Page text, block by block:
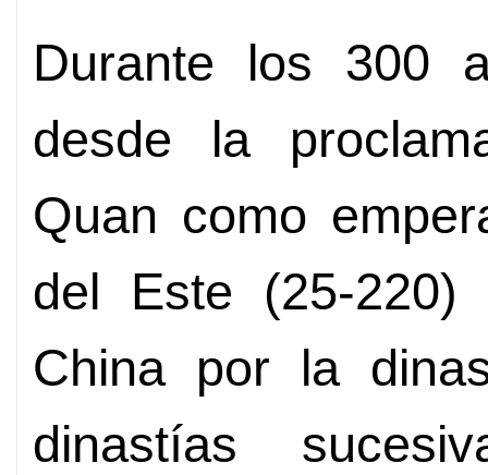
Durante los 300
desde la
Quan como
del Este (25-
China por la
dinastías